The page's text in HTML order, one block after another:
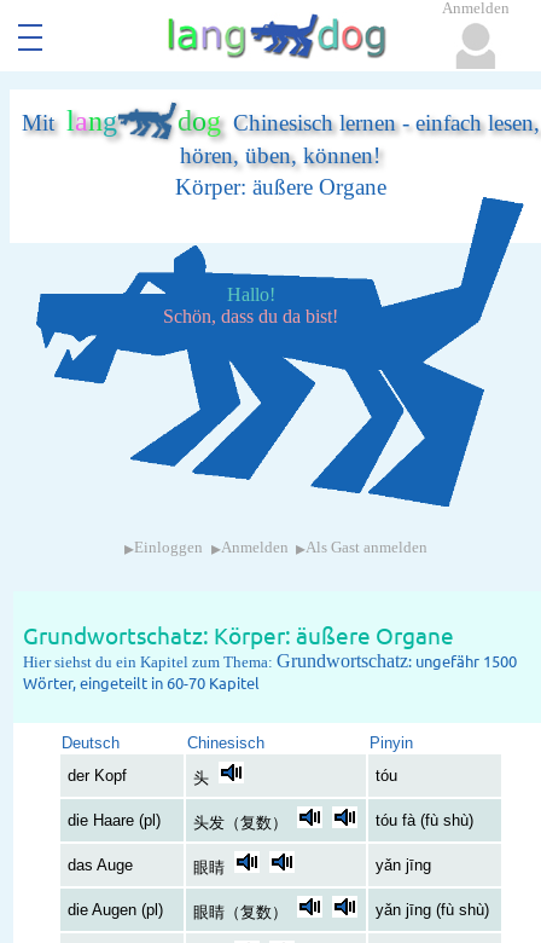
Mit lang dogChinesisch lernen - einfach lesen,
hören, üben, können!
Körper: äußere Organe
Hallo!
Schön, dass du da bist!
▸ Einloggen ▸Anmelden ▸Als Gast anmelden
Grundwortschatz: Körper: äußere Organe
Hier siehst du ein Kapitel zum Thema:Grundwortschatz: ungefähr 1500
Wörter, eingeteilt in 60-70 Kapitel
Deutsch Chinesisch
Pinyin
der Kopf
头 tóu
die Haare (pl) 头发（复数） tóu fà (fù shù)
das Auge 眼睛 yǎn jīng
die Augen (pl) 眼睛（复数） yǎn jīng (fù shù)
Anmelden